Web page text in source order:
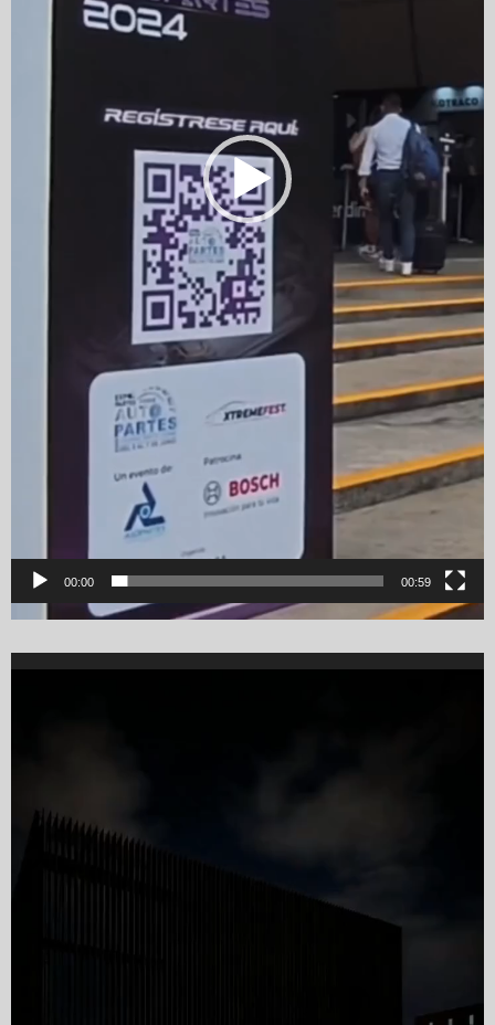
00:00 00:59
Video